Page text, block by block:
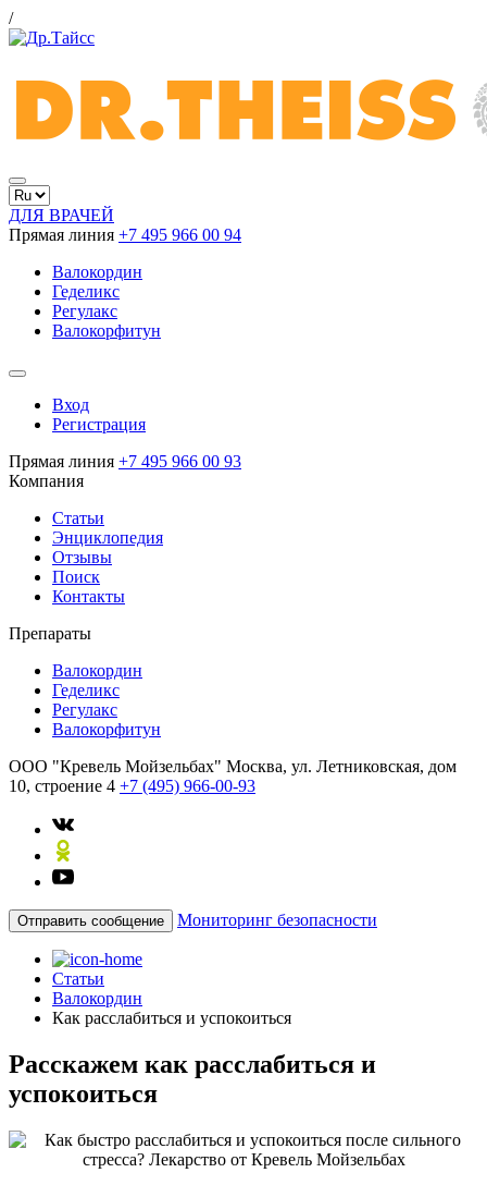
/
ДЛЯ ВРАЧЕЙ
Прямая линия +7 495 966 00 94
Валокордин
Геделикс
Регулакс
Валокорфитун
Вход
Регистрация
Прямая линия +7 495 966 00 93
Компания
Статьи
Энциклопедия
Отзывы
Поиск
Контакты
Препараты
Валокордин
Геделикс
Регулакс
Валокорфитун
ООО "Кревель Мойзельбах" Москва, ул. Летниковская, дом
10, строение 4 +7 (495) 966-00-93
Отправить сообщение Мониторинг безопасности
Статьи
Валокордин
Как расслабиться и успокоиться
Расскажем как расслабиться и
успокоиться